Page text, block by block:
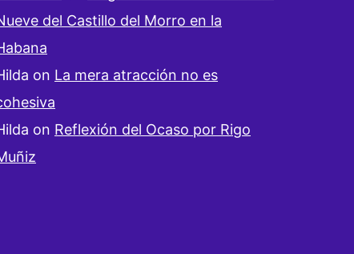
del Castillo del Morro en la
on La mera atracción no es
on Reflexión del Ocaso por Rigo